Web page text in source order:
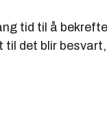
tid til å
det blir